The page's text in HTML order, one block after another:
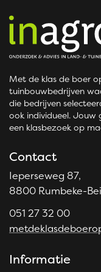
Met de klas de boer
tuinbouwbedrijven
die bedrijven
ook individueel. Jouw
een klasbezoek op
Contact
Ieperseweg 87,
8800 Rumbeke-
051 27 32 00
Informatie